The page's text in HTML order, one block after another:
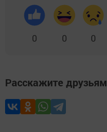
0 0 0
Расскажите друзьям